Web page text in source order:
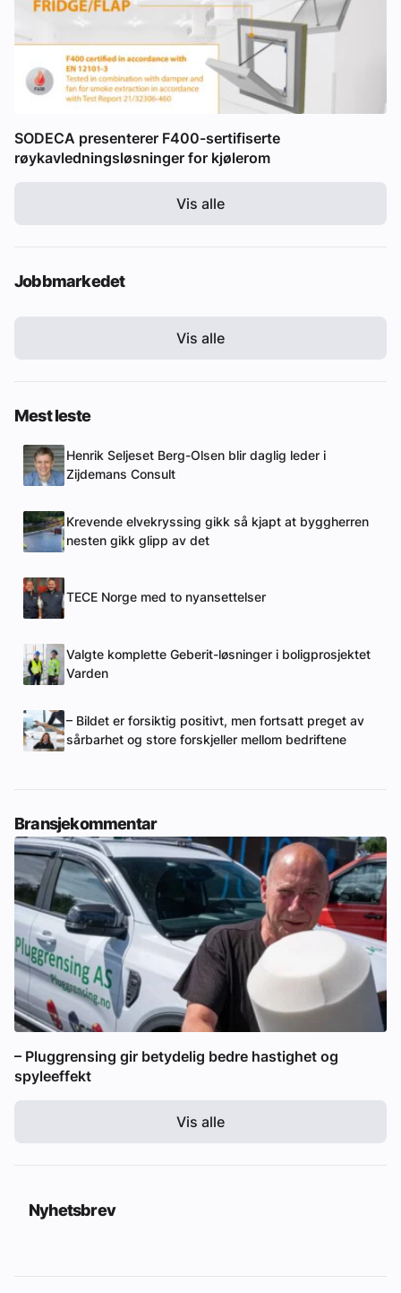
SODECA presenterer F400-sertifiserte
røykavledningsløsninger for kjølerom
Vis alle
Jobbmarkedet
Vis alle
Mest leste
Henrik Seljeset Berg-Olsen blir daglig leder i
Zijdemans Consult
Krevende elvekryssing gikk så kjapt at byggherren
nesten gikk glipp av det
TECE Norge med to nyansettelser
Valgte komplette Geberit-løsninger i boligprosjektet
Varden
– Bildet er forsiktig positivt, men fortsatt preget av
sårbarhet og store forskjeller mellom bedriftene
Bransjekommentar
– Pluggrensing gir betydelig bedre hastighet og
spyleeffekt
Vis alle
Nyhetsbrev